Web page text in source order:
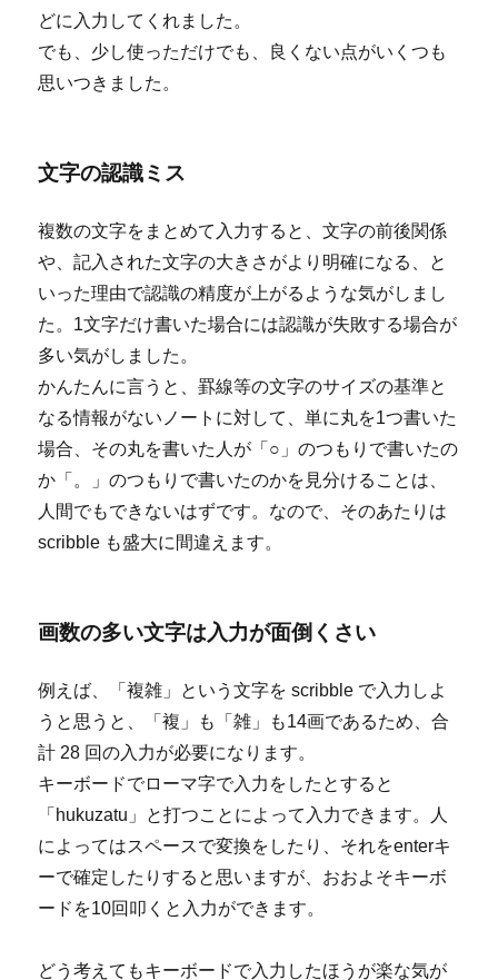
どに入力してくれました。
でも、少し使っただけでも、良くない点がいくつも
思いつきました。
文字の認識ミス
複数の文字をまとめて入力すると、文字の前後関係
や、記入された文字の大きさがより明確になる、と
いった理由で認識の精度が上がるような気がしまし
た。1文字だけ書いた場合には認識が失敗する場合が
多い気がしました。
かんたんに言うと、罫線等の文字のサイズの基準と
なる情報がないノートに対して、単に丸を1つ書いた
場合、その丸を書いた人が「○」のつもりで書いたの
か「。」のつもりで書いたのかを見分けることは、
人間でもできないはずです。なので、そのあたりは
scribble も盛大に間違えます。
画数の多い文字は入力が面倒くさい
例えば、「複雑」という文字を scribble で入力しよ
うと思うと、「複」も「雑」も14画であるため、合
計 28 回の入力が必要になります。
キーボードでローマ字で入力をしたとすると
「hukuzatu」と打つことによって入力できます。人
によってはスペースで変換をしたり、それをenterキ
ーで確定したりすると思いますが、おおよそキーボ
ードを10回叩くと入力ができます。
どう考えてもキーボードで入力したほうが楽な気が